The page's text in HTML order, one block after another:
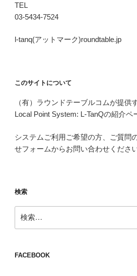
TEL
03-5434-7524
l-tanq(アットマーク)roundtable.jp
このサイトについて
（有）ラウンドテーブルコムが提供
Local Point System: L-TanQの紹介ペ
システムご利用ご希望の方、ご質問
せフォームからお問い合わせください
検索
索:
FACEBOOK